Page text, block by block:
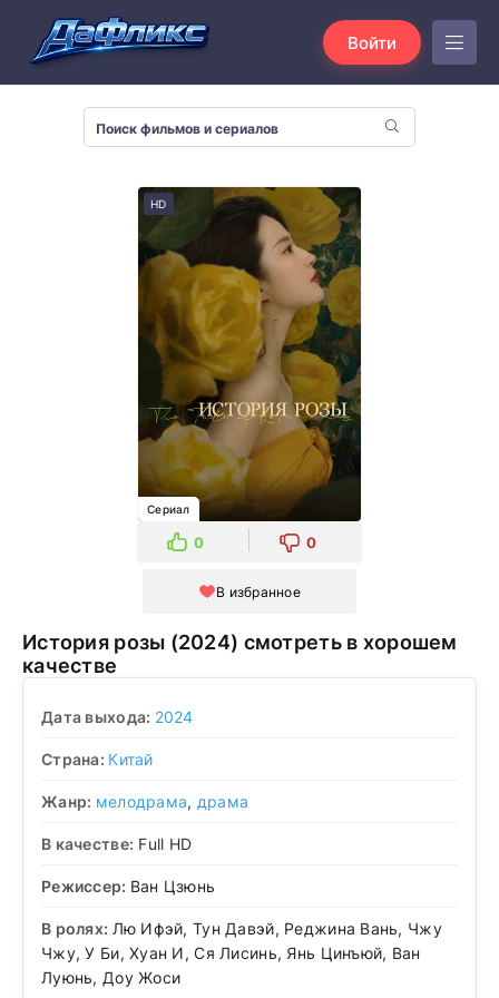
Войти
HD
Сериал
0 0
В избранное
История розы (2024) смотреть в хорошем
качестве
Дата выхода: 2024
Страна: Китай
Жанр: мелодрама, драма
В качестве: Full HD
Режиссер: Ван Цзюнь
В ролях: Лю Ифэй, Тун Давэй, Реджина Вань, Чжу
Чжу, У Би, Хуан И, Ся Лисинь, Янь Цинъюй, Ван
Луюнь, Доу Жоси